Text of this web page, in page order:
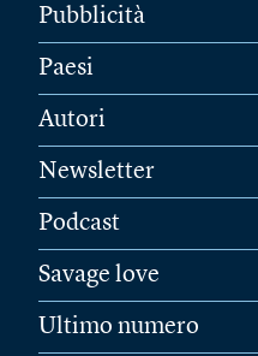
Pubblicità
Paesi
Autori
Newsletter
Podcast
Savage love
Ultimo numero